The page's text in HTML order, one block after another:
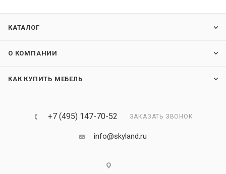
КАТАЛОГ
О КОМПАНИИ
КАК КУПИТЬ МЕБЕЛЬ
+7 (495) 147-70-52 ЗАКАЗАТЬ ЗВОНОК
info@skyland.ru